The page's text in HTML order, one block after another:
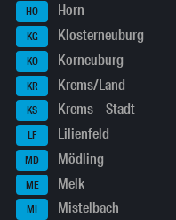
HO Horn
KG Klosterneuburg
KO Korneuburg
KR Krems/Land
KS Krems – Stadt
LF Lilienfeld
MD Mödling
ME Melk
MI Mistelbach